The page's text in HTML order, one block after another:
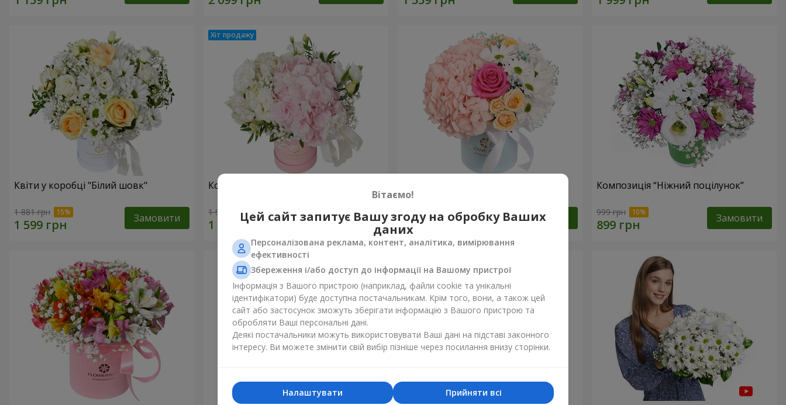
Квіти у коробці "Білий шовк"
1 881 грн Замовити
Композиція "Ніжний дотик"
1 954 грн Замовити 1 764 грн Замовити
Композиція “Ніжний поцілунок”
999 грн Замовити
Вітаємо!
Цей сайт запитує Вашу згоду на обробку Ваших
даних
Персоналізована реклама, контент, аналітика, вимірювання
ефективності
Збереження і/або доступ до інформації на Вашому пристрої
Інформація з Вашого пристрою (наприклад, файли cookie та унікальні
ідентифікатори) буде доступна постачальникам. Крім того, вони, а також цей
сайт або застосунок зможуть зберігати інформацію з Вашого пристрою та
обробляти Ваші персональні дані.
Деякі постачальники можуть використовувати Ваші дані на підставі законного
інтересу. Ви можете змінити свій вибір пізніше через посилання внизу сторінки.
Прийняти всі
Налаштувати